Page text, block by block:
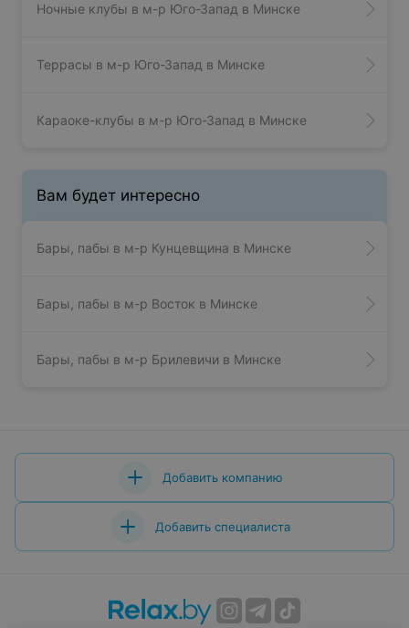
Ночные клубы в м-р Юго-Запад в Минске
Террасы в м-р Юго-Запад в Минске
Караоке-клубы в м-р Юго-Запад в Минске
Вам будет интересно
Бары, пабы в м-р Кунцевщина в Минске
Бары, пабы в м-р Восток в Минске
Бары, пабы в м-р Брилевичи в Минске
Добавить компанию
Добавить специалиста